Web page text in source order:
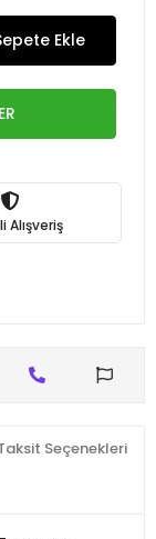
Ekle
Alışveriş
Seçenekleri